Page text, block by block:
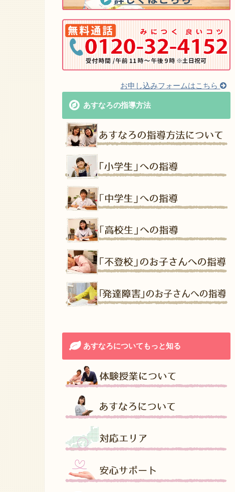
お申し込みフォームはこちら
あすなろの指導方法
あすなろについてもっと知る